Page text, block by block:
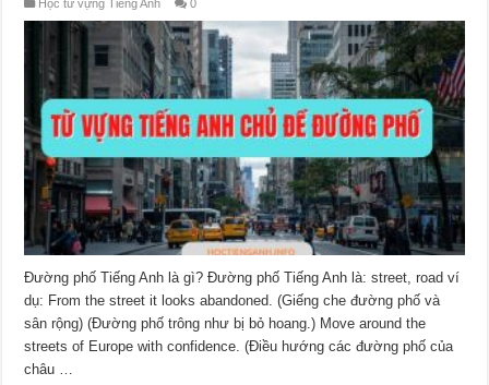
Học từ vựng Tiếng Anh 0
Đường phố Tiếng Anh là gì? Đường phố Tiếng Anh là: street, road ví
dụ: From the street it looks abandoned. (Giếng che đường phố và
sân rộng) (Đường phố trông như bị bỏ hoang.) Move around the
streets of Europe with confidence. (Điều hướng các đường phố của
châu …